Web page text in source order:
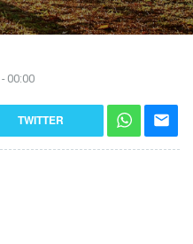
00:00
TWITTER